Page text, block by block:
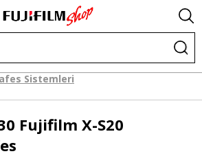
Sistemleri
Fujifilm X-S20